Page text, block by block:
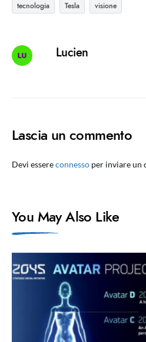
tecnologia Tesla visione
Lucien
Lascia un commento
Devi essereconnesso per inviare un
You May Also Like